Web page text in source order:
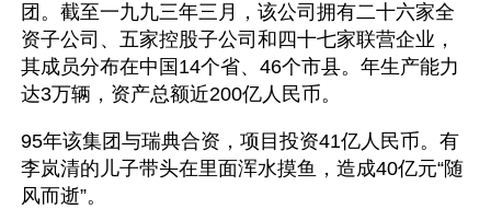
团。截至一九九三年三月，该公司拥有二十六家全
资子公司、五家控股子公司和四十七家联营企业，
其成员分布在中国14个省、46个市县。年生产能力
达3万辆，资产总额近200亿人民币。
95年该集团与瑞典合资，项目投资41亿人民币。有
李岚清的儿子带头在里面浑水摸鱼，造成40亿元“随
风而逝”。